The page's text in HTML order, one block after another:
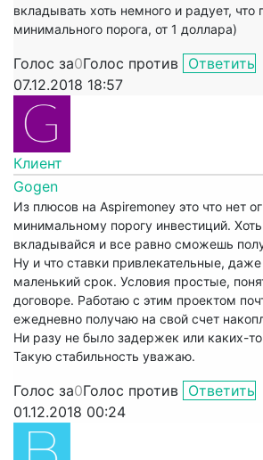
вкладывать хоть немного и радует, что
минимального порога, от 1 доллара)
Голос за0Голос против Ответить
07.12.2018 18:57
Клиент
Gogen
Из плюсов на Aspiremoney это что нет
минимальному порогу инвестиций.
вкладывайся и все равно сможешь
Ну и что ставки привлекательные,
маленький срок. Условия простые,
договоре. Работаю с этим проектом
ежедневно получаю на свой счет
Ни разу не было задержек или каких-
Такую стабильность уважаю.
Голос за0Голос против Ответить
01.12.2018 00:24